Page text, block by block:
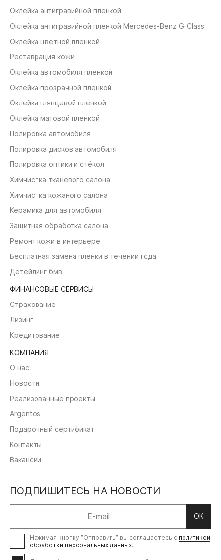
Оклейка антигравийной пленкой
Оклейка антигравийной пленкой Mercedes-Benz G-Class
Оклейка цветной пленкой
Реставрация кожи
Оклейка автомобиля пленкой
Оклейка прозрачной пленкой
Оклейка глянцевой пленкой
Оклейка матовой пленкой
Полировка автомобиля
Полировка дисков автомобиля
Полировка оптики и стёкол
Химчистка тканевого салона
Химчистка кожаного салона
Керамика для автомобиля
Защитная обработка салона
Ремонт кожи в интерьере
Бесплатная замена пленки в течении года
Детейлинг бмв
КОМПАНИЯ
О нас
Новости
Реализованные проекты
Argentos
Подарочный сертификат
Контакты
Вакансии
ФИНАНСОВЫЕ СЕРВИСЫ
Страхование
Лизинг
Кредитование
ПОДПИШИТЕСЬ НА НОВОСТИ
ОК
Нажимая кнопку ”Отправить” вы соглашаетесь с политикой
обработки персональных данных.